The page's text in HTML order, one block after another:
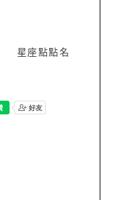
星座點點名